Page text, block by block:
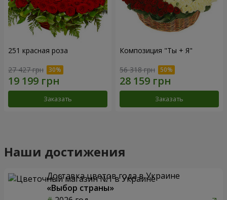
251 красная роза
27 427 грн
Заказать
Композиция "Ты + Я"
56 318 грн
Заказать
Наши достижения
Доставка цветов года в Украине
«Выбор страны»